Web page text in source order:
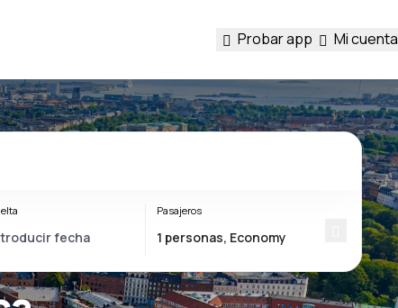
Probar app Mi cuenta
Pasajeros